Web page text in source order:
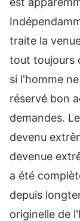
traite la
tout toujours
si l'homme
réservé bon
demandes.
devenu
devenue
a été
depuis
originelle de